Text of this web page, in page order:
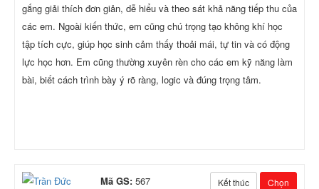
gắng giải thích đơn giản, dễ hiểu và theo sát khả năng tiếp thu của
các em. Ngoài kiến thức, em cũng chú trọng tạo không khí học
tập tích cực, giúp học sinh cảm thấy thoải mái, tự tin và có động
lực học hơn. Em cũng thường xuyên rèn cho các em kỹ năng làm
bài, biết cách trình bày ý rõ ràng, logic và đúng trọng tâm.
Kết thúc Chọn
Mã GS: 567